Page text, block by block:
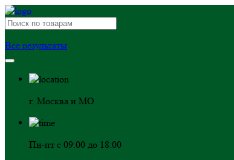
Все результаты
г. Москва и МО
Пн-пт с 09:00 до 18:00